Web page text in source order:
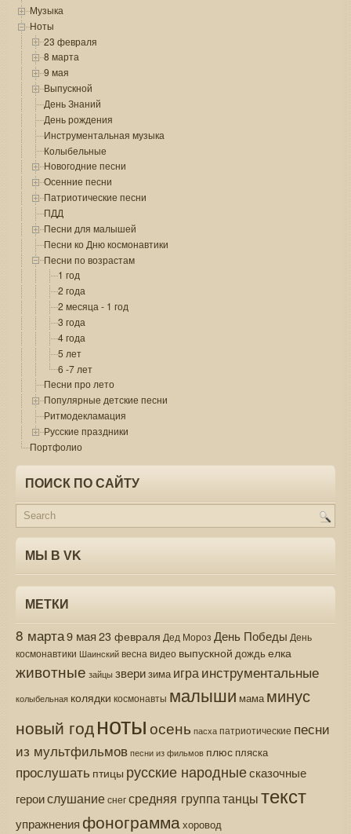
Музыка
Ноты
23 февраля
8 марта
9 мая
Выпускной
День Знаний
День рождения
Инструментальная музыка
Колыбельные
Новогодние песни
Осенние песни
Патриотические песни
ПДД
Песни для малышей
Песни ко Дню космонавтики
Песни по возрастам
1 год
2 года
2 месяца - 1 год
3 года
4 года
5 лет
6 -7 лет
Песни про лето
Популярные детские песни
Ритмодекламация
Русские праздники
Портфолио
ПОИСК ПО САЙТУ
МЫ В VK
МЕТКИ
8 марта9 мая 23 февраля Дед Мороз День Победы День
космонавтики Шаинскийвесна видео выпускной дождь елка
животные зайцы зверизима играинструментальные
колыбельная колядки космонавты малыши мама минус
новый годнотыосень пасха патриотические песни
из мультфильмов песни из фильмов плюс пляска
прослушать птицы русские народныесказочные
героислушаниеснегсредняя группатанцытекст
упражнения фонограммахоровод